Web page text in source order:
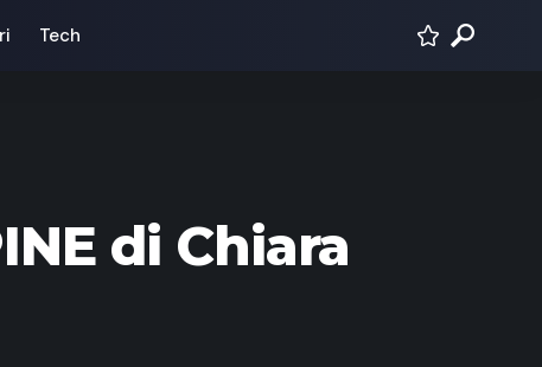
Tech
di Chiara